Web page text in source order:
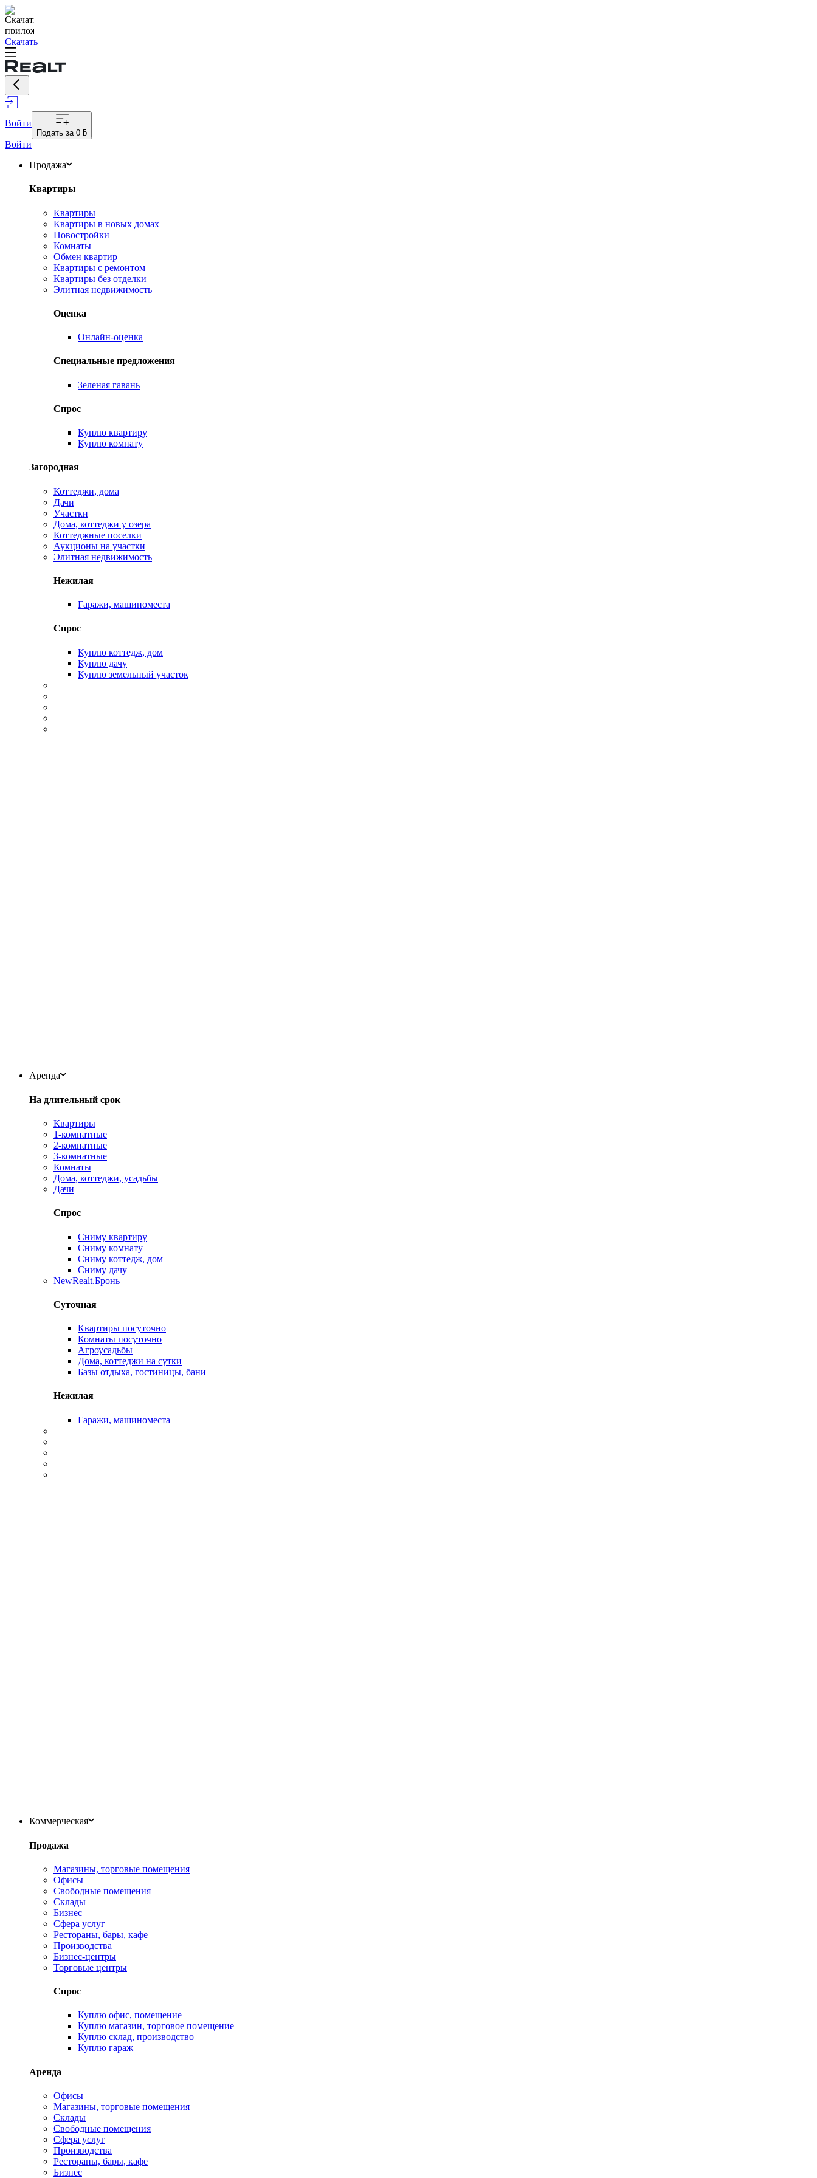
Скачать
Войти
Подать за 0 ƃ
Войти
Продажа
Квартиры
Квартиры
Квартиры в новых домах
Новостройки
Комнаты
Обмен квартир
Квартиры с ремонтом
Квартиры без отделки
Элитная недвижимость
Оценка
Онлайн-оценка
Специальные предложения
Зеленая гавань
Спрос
Куплю квартиру
Куплю комнату
Загородная
Коттеджи, дома
Дачи
Участки
Дома, коттеджи у озера
Коттеджные поселки
Аукционы на участки
Элитная недвижимость
Нежилая
Гаражи, машиноместа
Спрос
Куплю коттедж, дом
Куплю дачу
Куплю земельный участок
Аренда
На длительный срок
Квартиры
1-комнатные
2-комнатные
3-комнатные
Комнаты
Дома, коттеджи, усадьбы
Дачи
Спрос
Сниму квартиру
Сниму комнату
Сниму коттедж, дом
Сниму дачу
NewRealt.Бронь
Суточная
Квартиры посуточно
Комнаты посуточно
Агроусадьбы
Дома, коттеджи на сутки
Базы отдыха, гостиницы, бани
Нежилая
Гаражи, машиноместа
Коммерческая
Продажа
Магазины, торговые помещения
Офисы
Свободные помещения
Склады
Бизнес
Сфера услуг
Рестораны, бары, кафе
Производства
Бизнес-центры
Торговые центры
Спрос
Куплю офис, помещение
Куплю магазин, торговое помещение
Куплю склад, производство
Куплю гараж
Аренда
Офисы
Магазины, торговые помещения
Склады
Свободные помещения
Сфера услуг
Производства
Рестораны, бары, кафе
Бизнес